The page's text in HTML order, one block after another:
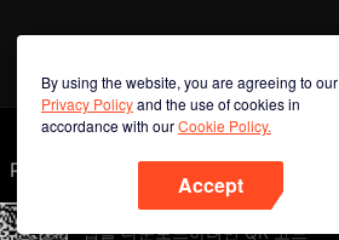
By using the website, you are agreeing to our
Privacy Policyand the use of cookies in
accordance with ourCookie Policy.
Accept
Phone
앱을 다운로드하려면 QR 코드